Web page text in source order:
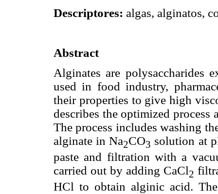
Descriptores: algas, alginatos,
Abstract
Alginates are polysaccharides
used in food industry,
their properties to give high
describes the optimized
The process includes washing
alginate in Na2CO3 solution at
paste and filtration with a
carried out by adding CaCl2
HCl to obtain alginic acid.